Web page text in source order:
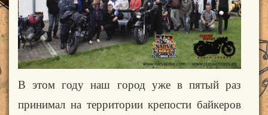
В этом году наш город уже в пятый раз
принимал на территории крепости байкеров